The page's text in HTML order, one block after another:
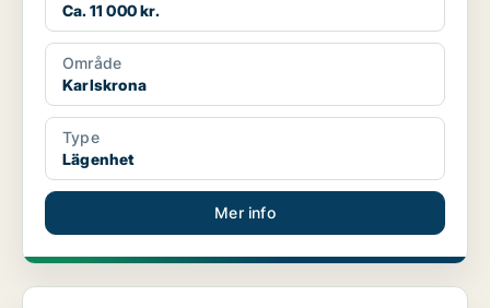
Ca. 11 000 kr.
Område
Karlskrona
Type
Lägenhet
Mer info
Lägenhet i Karlskrona